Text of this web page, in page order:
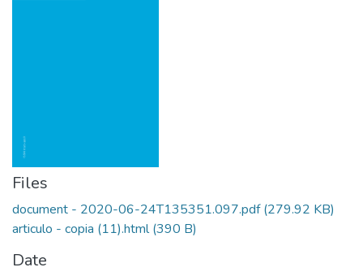
Files
document - 2020-06-24T135351.097.pdf(279.92 KB)
articulo - copia (11).html(390 B)
Date